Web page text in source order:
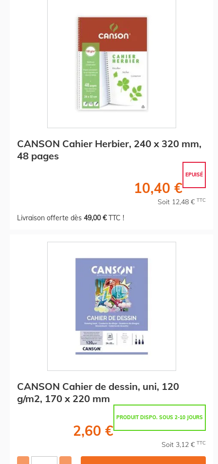
CANSON Cahier Herbier, 240 x 320 mm,
48 pages
EPUISÉ
10,40 €
Soit 12,48 € TTC
Livraison offerte dès 49,00 €TTC !
CANSON Cahier de dessin, uni, 120
g/m2, 170 x 220 mm
PRODUIT DISPO. SOUS 2-10 JOURS
2,60 €
Soit 3,12 € TTC